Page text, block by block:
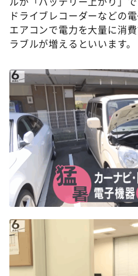
ドライブレコーダーなどの
エアコンで電力を大量に消
ラブルが増えるといいます。